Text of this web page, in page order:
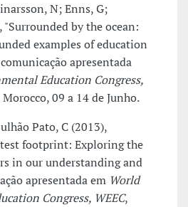
N; Enns, G;
"Surrounded by the ocean:
examples of education
apresentada
Education Congress,
09 a 14 de Junho.
Pato, C (2013),
footprint: Exploring the
in our understanding and
apresentada em World
Congress, WEEC,